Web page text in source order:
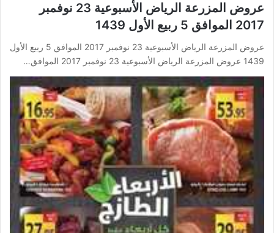
عروض المزرعة الرياض الأسبوعية 23 نوفمبر
2017 الموافق 5 ربيع الأول 1439
عروض المزرعة الرياض الأسبوعية 23 نوفمبر 2017 الموافق 5 ربيع الأول
1439 عروض المزرعة الرياض الأسبوعية 23 نوفمبر 2017 الموافق…